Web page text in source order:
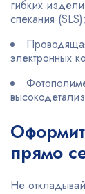
гибких
спекания (SLS);
электронных
прямо
Не